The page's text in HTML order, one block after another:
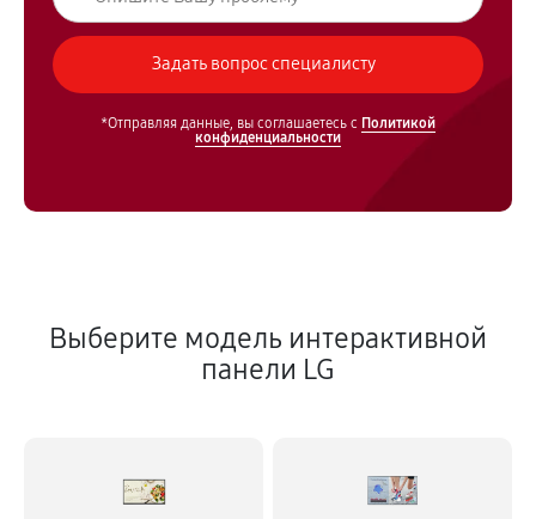
*Отправляя данные, вы соглашаетесь с Политикой
конфиденциальности
Выберите модель интерактивной
панели LG